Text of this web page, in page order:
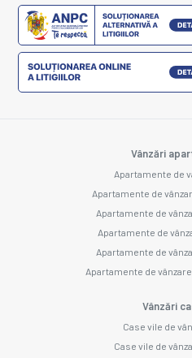
Vânzări
Apartamente de
Apartamente de
Apartamente de
Apartamente de
Apartamente de
Apartamente de
Vânzări
Case vile de
Case vile de